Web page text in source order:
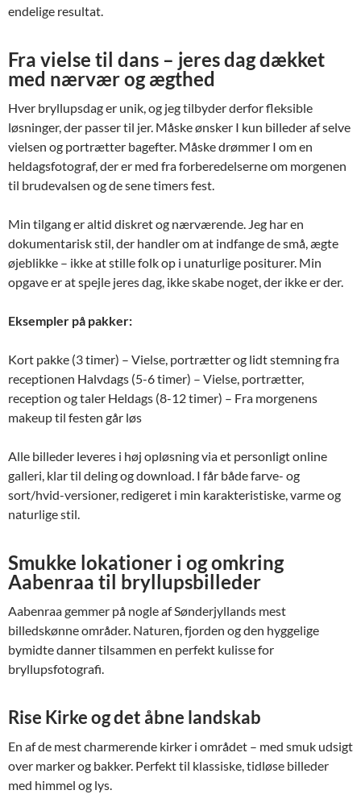
endelige resultat.
Fra vielse til dans – jeres dag dækket
med nærvær og ægthed
Hver bryllupsdag er unik, og jeg tilbyder derfor fleksible
løsninger, der passer til jer. Måske ønsker I kun billeder af selve
vielsen og portrætter bagefter. Måske drømmer I om en
heldagsfotograf, der er med fra forberedelserne om morgenen
til brudevalsen og de sene timers fest.
Min tilgang er altid diskret og nærværende. Jeg har en
dokumentarisk stil, der handler om at indfange de små, ægte
øjeblikke – ikke at stille folk op i unaturlige positurer. Min
opgave er at spejle jeres dag, ikke skabe noget, der ikke er der.
Eksempler på pakker:
Kort pakke (3 timer) – Vielse, portrætter og lidt stemning fra
receptionen Halvdags (5-6 timer) – Vielse, portrætter,
reception og taler Heldags (8-12 timer) – Fra morgenens
makeup til festen går løs
Alle billeder leveres i høj opløsning via et personligt online
galleri, klar til deling og download. I får både farve- og
sort/hvid-versioner, redigeret i min karakteristiske, varme og
naturlige stil.
Smukke lokationer i og omkring
Aabenraa til bryllupsbilleder
Aabenraa gemmer på nogle af Sønderjyllands mest
billedskønne områder. Naturen, fjorden og den hyggelige
bymidte danner tilsammen en perfekt kulisse for
bryllupsfotografi.
Rise Kirke og det åbne landskab
En af de mest charmerende kirker i området – med smuk udsigt
over marker og bakker. Perfekt til klassiske, tidløse billeder
med himmel og lys.